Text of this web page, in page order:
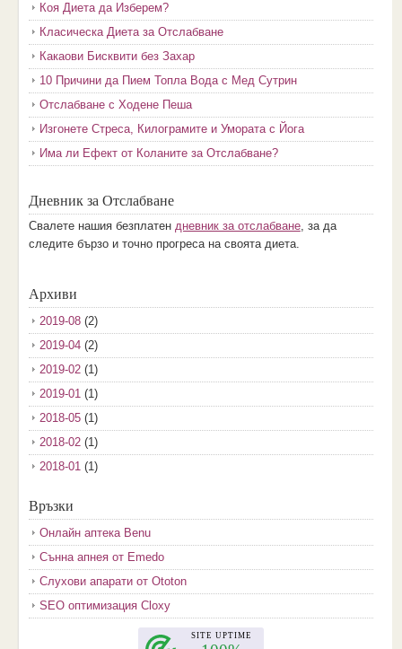
Коя Диета да Изберем?
Класическа Диета за Отслабване
Какаови Бисквити без Захар
10 Причини да Пием Топла Вода с Мед Сутрин
Отслабване с Ходене Пеша
Изгонете Стреса, Килограмите и Умората с Йога
Има ли Ефект от Коланите за Отслабване?
Дневник за Отслабване
Свалете нашия безплатен дневник за отслабване, за да
следите бързо и точно прогреса на своята диета.
Архиви
2019-08(2)
2019-04(2)
2019-02(1)
2019-01(1)
2018-05(1)
2018-02(1)
2018-01(1)
2017-11
2017-10(3)
2017-08(3)
2017-07(1)
2017-06(2)
Връзки
Онлайн аптека Benu
Сънна апнея от Emedo
Слухови апарати от Ototon
SEO оптимизация Cloxy